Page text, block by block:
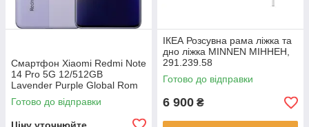
Смартфон Xiaomi Redmi Note
14 Pro 5G 12/512GB
Lavender Purple Global Rom
Готово до відправки
ІКЕА Розсувна рама ліжка та
дно ліжка MINNEN МІННЕН,
291.239.58
Готово до відправки
6 900 ₴